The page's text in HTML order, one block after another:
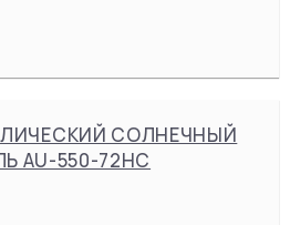
СОЛНЕЧНЫЙ
AU-550-72HC